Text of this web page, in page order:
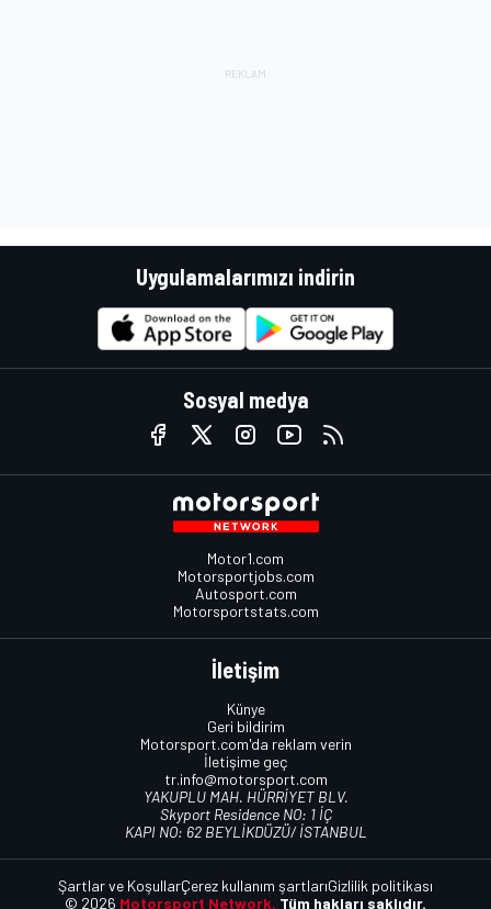
Uygulamalarımızı indirin
Sosyal medya
Motor1.com
Motorsportjobs.com
Autosport.com
Motorsportstats.com
İletişim
Künye
Geri bildirim
Motorsport.com'da reklam verin
İletişime geç
tr.info@motorsport.com
YAKUPLU MAH. HÜRRİYET BLV.
Skyport Residence NO: 1 İÇ
KAPI NO: 62 BEYLİKDÜZÜ/ İSTANBUL
© 2026 Motorsport Network. Tüm hakları saklıdır.
Şartlar ve KoşullarÇerez kullanım şartlarıGizlilik politikası